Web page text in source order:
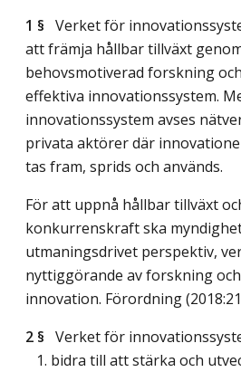
1 § Verket för
att främja hållbar tillväxt
behovsmotiverad forskning
effektiva innovationssystem.
innovationssystem avses
privata aktörer där
tas fram, sprids och används.
För att uppnå hållbar tillväxt
konkurrenskraft ska
utmaningsdrivet perspektiv,
nyttiggörande av forskning
innovation. Förordning
2 § Verket för
1. bidra till att stärka och